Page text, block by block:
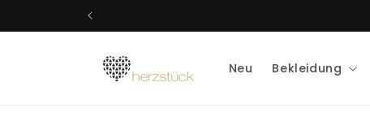
Inhalt
Neu Bekleidung